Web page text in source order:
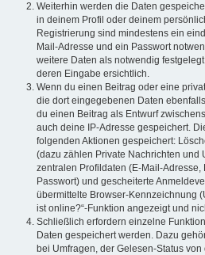
Weiterhin werden die Daten
in deinem Profil oder deinem
Registrierung sind mindestens ein
Mail-Adresse und ein Passwort
weitere Daten als notwendig
deren Eingabe ersichtlich.
Wenn du einen Beitrag oder eine
die dort eingegebenen Daten
du einen Beitrag als Entwurf
auch deine IP-Adresse gespeichert.
folgenden Aktionen gespeichert:
(dazu zählen Private Nachrichten und
zentralen Profildaten (E-Mail-
Passwort) und gescheiterte
übermittelte Browser-Kennzeichnung
ist online?“-Funktion angezeigt und
Schließlich erfordern einzelne
Daten gespeichert werden. Dazu
bei Umfragen, der Gelesen-Status